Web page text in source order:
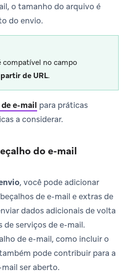
o tamanho do arquivo é
do envio.
compatível no campo
de URL.
e-mail para práticas
a considerar.
do e-mail
, você pode adicionar
de e-mail e extras de
dados adicionais de volta
serviços de e-mail.
de e-mail, como incluir o
pode contribuir para a
ser aberto.